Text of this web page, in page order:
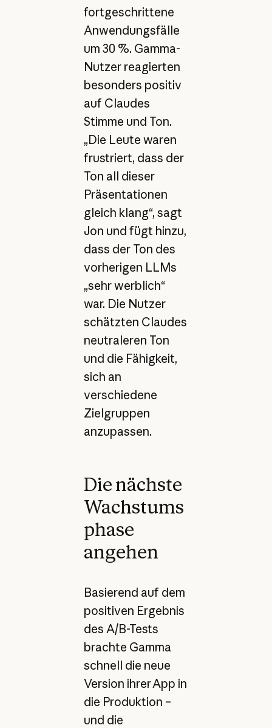
fortgeschrittene
Anwendungsfälle
um 30 %. Gamma-
Nutzer reagierten
besonders positiv
auf Claudes
Stimme und Ton.
„Die Leute waren
frustriert, dass der
Ton all dieser
Präsentationen
gleich klang“, sagt
Jon und fügt hinzu,
dass der Ton des
vorherigen LLMs
„sehr werblich“
war. Die Nutzer
schätzten Claudes
neutraleren Ton
und die Fähigkeit,
sich an
verschiedene
Zielgruppen
anzupassen.
Die nächste
Wachstums
phase
angehen
Basierend auf dem
positiven Ergebnis
des A/B-Tests
brachte Gamma
schnell die neue
Version ihrer App in
die Produktion –
und die